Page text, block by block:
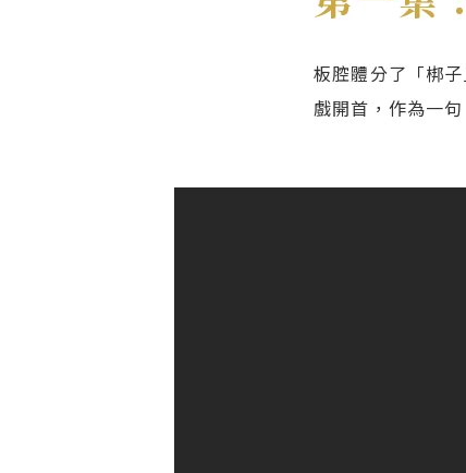
板腔體分了「梆
戲開首，作為一